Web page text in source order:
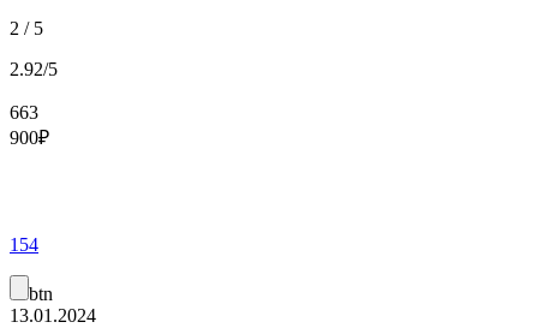
2 / 5
2.92/5
663
900₽
154
btn
13.01.2024